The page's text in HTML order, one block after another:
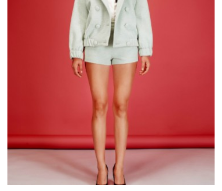
₴12,400.00 ₴6,200.00